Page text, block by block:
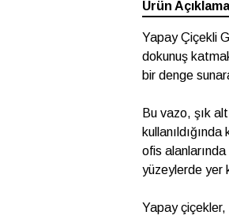
Ürün
Yapay Çiçekli
dokunuş
bir denge
Bu vazo, şık
ofis
yüzeylerde yer
Yapay